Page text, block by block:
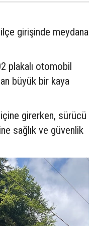
girişinde meydana
plakalı otomobil
büyük bir kaya
içine girerken, sürücü
sağlık ve güvenlik